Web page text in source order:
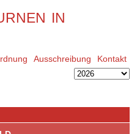
in
Ausschreibung Kontakt